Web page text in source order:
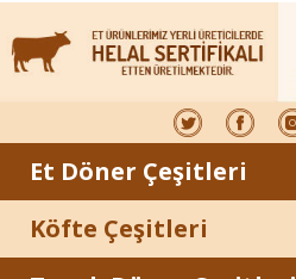
Et Döner Çeşitleri
Köfte Çeşitleri